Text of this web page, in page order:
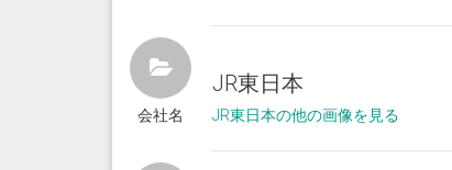
会社名
JR東日本
JR東日本の他の画像を見る